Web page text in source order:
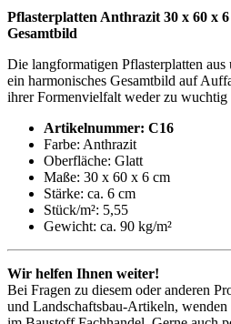
Pflasterplatten Anthrazit 30 x 60 x
Gesamtbild
Die langformatigen Pflasterplatten aus
ein harmonisches Gesamtbild auf
ihrer Formenvielfalt weder zu
Artikelnummer: C16
Farbe: Anthrazit
Oberfläche: Glatt
Maße: 30 x 60 x 6 cm
Stärke: ca. 6 cm
Stück/m²: 5,55
Gewicht: ca. 90 kg/m²
Wir helfen Ihnen weiter!
Bei Fragen zu diesem oder anderen
und Landschaftsbau-Artikeln, wenden